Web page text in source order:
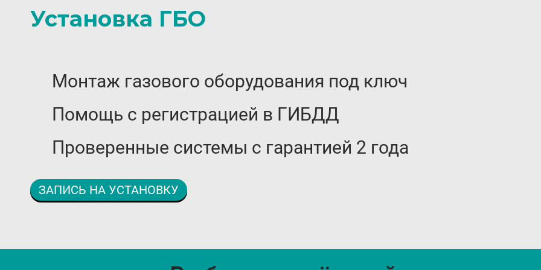
Установка ГБО
Монтаж газового оборудования под ключ
Помощь с регистрацией в ГИБДД
Проверенные системы с гарантией 2 года
ЗАПИСЬ НА УСТАНОВКУ